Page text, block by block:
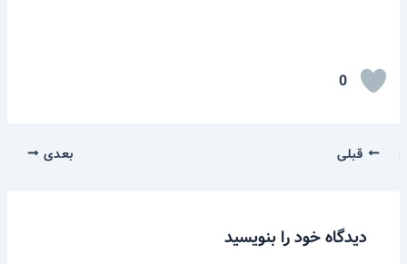
0
قبلی بعدی
دیدگاه‌ خود را بنویسید